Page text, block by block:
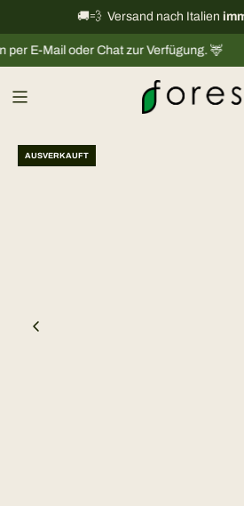
u
m
🚚💨 Versand nach Italien
Informationen zum
oder Chat zur Verfügung. 🦌
AUSVERKAUFT